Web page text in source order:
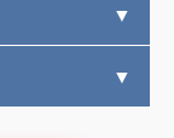
▼
▼